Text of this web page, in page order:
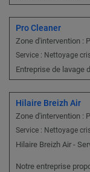
Pro Cleaner
Zone d'intervention :
Service : Nettoyage
Entreprise de lavage
Hilaire Breizh Air
Zone d'intervention :
Service : Nettoyage
Hilaire Breizh Air -
Notre entreprise